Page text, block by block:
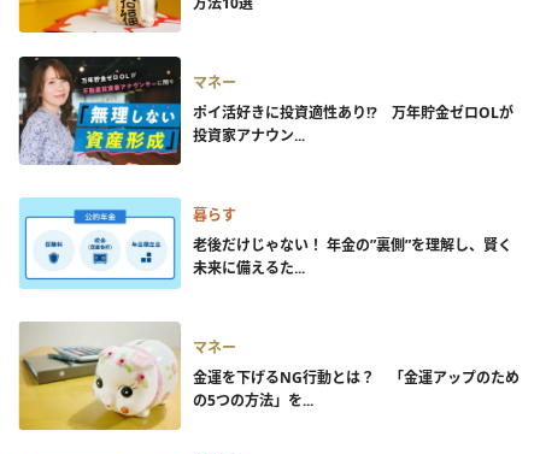
マネー
ポイ活好きに投資適性あり!? 万年貯金ゼロOLが
投資家アナウン...
暮らす
老後だけじゃない！ 年金の”裏側”を理解し、賢く
未来に備えるた...
マネー
金運を下げるNG行動とは？ 「金運アップのため
の5つの方法」を...